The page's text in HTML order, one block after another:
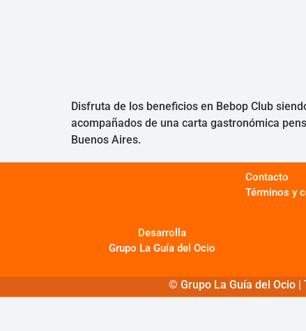
Disfruta de los beneficios en Bebop Club
acompañados de una carta gastronómica
Buenos Aires.
Desarrolla
Grupo La Guía del Ocio
Contacto
Términos y
© Grupo La Guía del Ocio